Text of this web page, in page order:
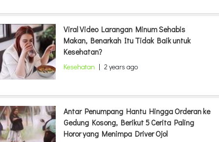
Viral Video Larangan Minum Sehabis
Makan, Benarkah Itu Tidak Baik untuk
Kesehatan?
Kesehatan | 2 years ago
Antar Penumpang Hantu Hingga Orderan ke
Gedung Kosong, Berikut 5 Cerita Paling
Horor yang Menimpa Driver Ojol